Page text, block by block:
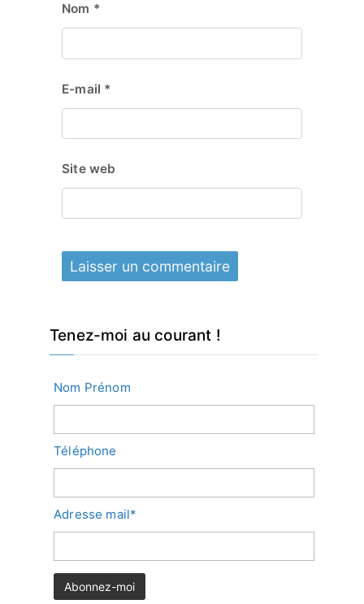
Nom *
E-mail *
Site web
Tenez-moi au courant !
Nom Prénom
Téléphone
Adresse mail*